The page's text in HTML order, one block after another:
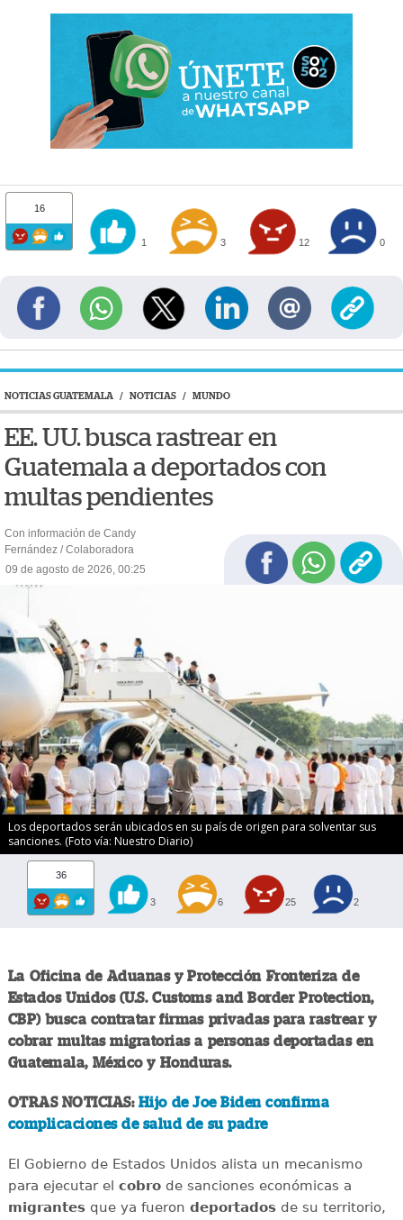
16
1 3 12 0
NOTICIAS GUATEMALA / NOTICIAS / MUNDO
EE. UU. busca rastrear en
Guatemala a deportados con
multas pendientes
Con información de Candy
Fernández / Colaboradora
09 de agosto de 2026, 00:25
Los deportados serán ubicados en su país de origen para solventar sus
sanciones. (Foto vía: Nuestro Diario)
36
3 6 25 2
La Oficina de Aduanas y Protección Fronteriza de
Estados Unidos (U.S. Customs and Border Protection,
CBP) busca contratar firmas privadas para rastrear y
cobrar multas migratorias a personas deportadas en
Guatemala, México y Honduras.
OTRAS NOTICIAS:Hijo de Joe Biden confirma
complicaciones de salud de su padre
El Gobierno de Estados Unidos alista un mecanismo
para ejecutar el cobrode sanciones económicas a
migrantesque ya fueron deportadosde su territorio,